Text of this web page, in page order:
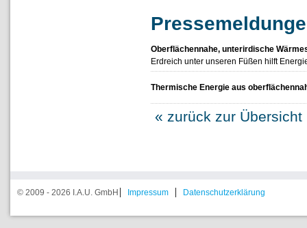
Oberflächennahe, unterirdische
Erdreich unter unseren Füßen hilft
Thermische Energie aus
« zurück zur Übersicht
© 2009 - 2026 I.A.U. GmbH Impressum Datenschutzerklärung